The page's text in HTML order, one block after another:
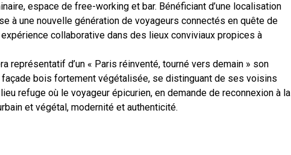
espace de free-working et bar. Bénéficiant d’une localisation
à une nouvelle génération de voyageurs connectés en quête de
collaborative dans des lieux conviviaux propices à
représentatif d’un « Paris réinventé, tourné vers demain » son
façade bois fortement végétalisée, se distinguant de ses voisins
refuge où le voyageur épicurien, en demande de reconnexion à la
et végétal, modernité et authenticité.